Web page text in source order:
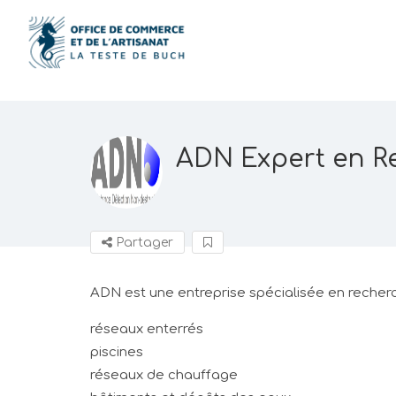
ADN Expert en
Partager
ADN est une entreprise spécialisée en
réseaux enterrés
piscines
réseaux de chauffage